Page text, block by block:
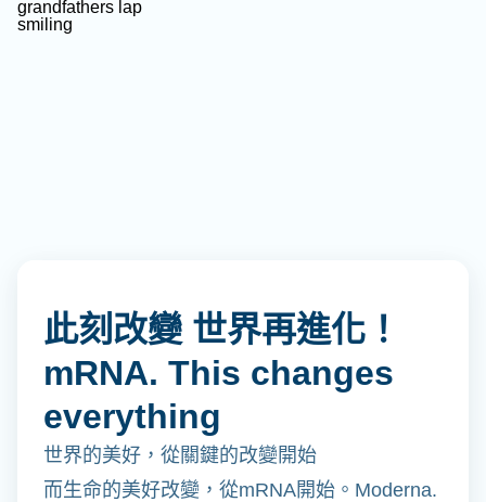
此刻改變 世界再進化！
mRNA. This changes
everything
世界的美好，從關鍵的改變開始
而生命的美好改變，從mRNA開始。Moderna.